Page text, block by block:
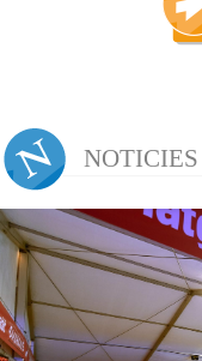
NOTICIES